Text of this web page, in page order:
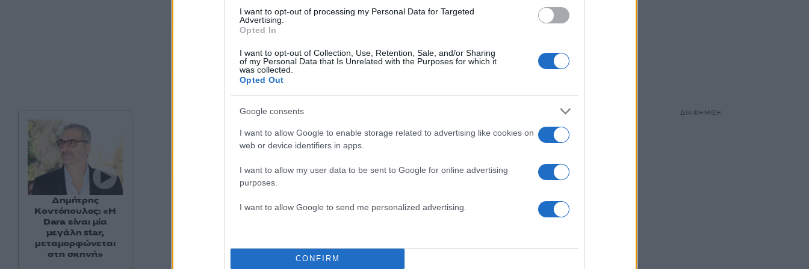
I want to opt-out of processing my Personal Data for Targeted
Advertising.
Opted In
I want to opt-out of Collection, Use, Retention, Sale, and/or Sharing
of my Personal Data that Is Unrelated with the Purposes for which it
was collected.
Opted Out
Google consents
I want to allow Google to enable storage related to advertising like cookies on
web or device identifiers in apps.
I want to allow my user data to be sent to Google for online advertising
purposes.
I want to allow Google to send me personalized advertising.
CONFIRM
Η νέα κατάταξη των στοιχημάτων
Δανία: Søren Torpegaard Lund – Før Vi Går Hjem
Δημήτρης
Κοντόπουλος: «Η
Dara είναι μία
μεγάλη star,
μεταμορφώνεται
στη σκηνή»
ΔΙΑΦΗΜΙΣΗ